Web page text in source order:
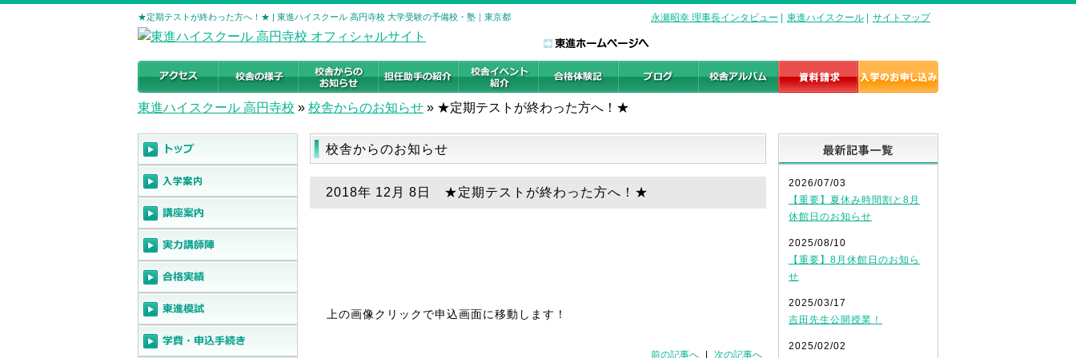
★定期テストが終わった方へ！★ | 東進ハイスクール 高円寺校 大学受験の予備校・塾｜東京都 永瀬昭幸 理事長インタビュー 東進ハイスクール サイトマップ
東進ハイスクール 高円寺校 » 校舎からのお知らせ » ★定期テストが終わった方へ！★
校舎からのお知らせ
2018年 12月 8日 ★定期テストが終わった方へ！★
上の画像クリックで申込画面に移動します！
前の記事へ 次の記事へ
2026/07/03
【重要】夏休み時間割と8月
休館日のお知らせ
2025/08/10
【重要】8月休館日のお知ら
せ
2025/03/17
吉田先生公開授業！
2025/02/02